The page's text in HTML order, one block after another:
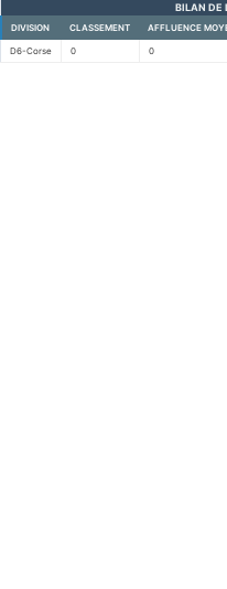
BILAN DE
DIVISION CLASSEMENT AFFLUENCE
D6-Corse 0 0